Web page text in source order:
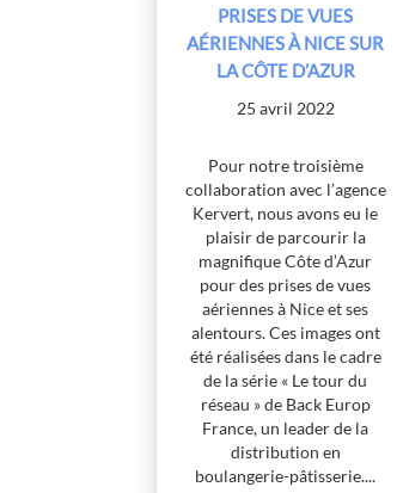
PRISES DE VUES
AÉRIENNES À NICE SUR
LA CÔTE D’AZUR
25 avril 2022
Pour notre troisième
collaboration avec l’agence
Kervert, nous avons eu le
plaisir de parcourir la
magnifique Côte d’Azur
pour des prises de vues
aériennes à Nice et ses
alentours. Ces images ont
été réalisées dans le cadre
de la série « Le tour du
réseau » de Back Europ
France, un leader de la
distribution en
boulangerie-pâtisserie....